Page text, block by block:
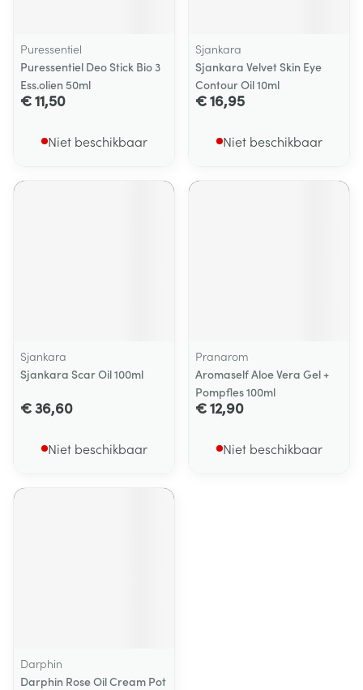
Puressentiel
Puressentiel Deo Stick Bio 3
Ess.olien 50ml
€ 11,50
Niet beschikbaar
Sjankara
Sjankara Velvet Skin Eye
Contour Oil 10ml
€ 16,95
Niet beschikbaar
Sjankara
Sjankara Scar Oil 100ml
€ 36,60
Niet beschikbaar
Pranarom
Aromaself Aloe Vera Gel +
Pompfles 100ml
€ 12,90
Niet beschikbaar
Darphin
Darphin Rose Oil Cream Pot